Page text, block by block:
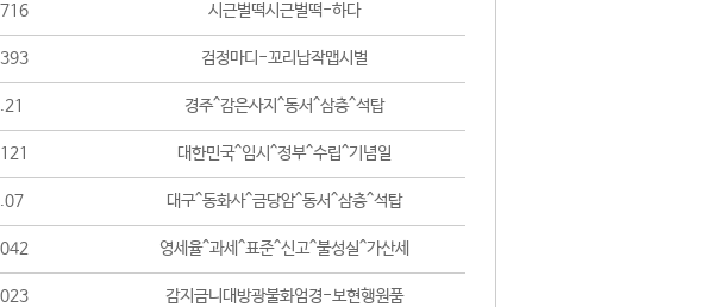
시근벌떡시근벌떡-하다
검정마디-꼬리납작맵시벌
경주^감은사지^동서^삼층^석탑
대한민국^임시^정부^수립^기념일
대구^동화사^금당암^동서^삼층^석탑
영세율^과세^표준^신고^불성실^가산세
감지금니대방광불화엄경-보현행원품